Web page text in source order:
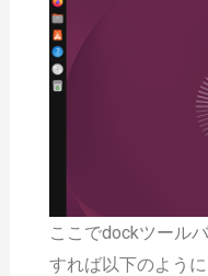
ここでdockツール
すれば以下のよう